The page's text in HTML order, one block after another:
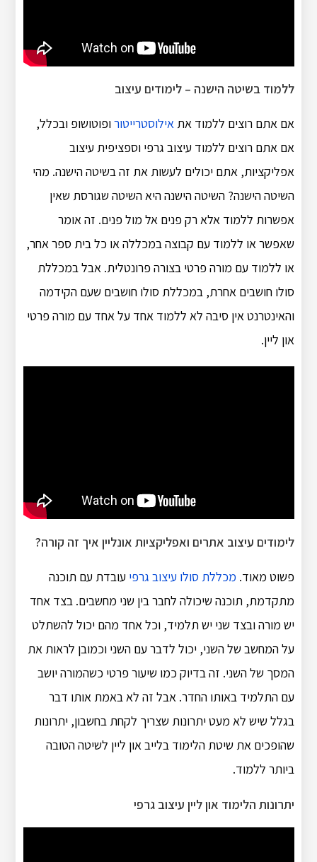
ללמוד בשיטה הישנה – לימודים עיצוב
אם אתם רוצים ללמוד אתאילוסטרייטורופוטושופ ובכלל,
אם אתם רוצים ללמוד עיצוב גרפי וספציפית עיצוב
אפליקציות, אתם יכולים לעשות את זה בשיטה הישנה. מהי
השיטה הישנה? השיטה הישנה היא השיטה שגורסת שאין
אפשרות ללמוד אלא רק פנים אל מול פנים. זה אומר
שאפשר או ללמוד עם קבוצה במכללה או כל בית ספר אחר,
או ללמוד עם מורה פרטי בצורה פרונטלית. אבל במכללת
סולו חושבים אחרת, במכללת סולו חושבים שעם הקידמה
והאינטרנט אין סיבה לא ללמוד אחד על אחד עם מורה פרטי
און ליין.
לימודים עיצוב אתרים ואפליקציות אונליין איך זה קורה?
פשוט מאוד. מכללת סולו עיצוב גרפי עובדת עם תוכנה
מתקדמת, תוכנה שיכולה לחבר בין שני מחשבים. בצד אחד
יש מורה ובצד שני יש תלמיד, וכל אחד מהם יכול להשתלט
על המחשב של השני, יכול לדבר עם השני וכמובן לראות את
המסך של השני. זה בדיוק כמו שיעור פרטי כשהמורה יושב
עם התלמיד באותו החדר. אבל זה לא באמת אותו דבר
בגלל שיש לא מעט יתרונות שצריך לקחת בחשבון, יתרונות
שהופכים את שיטת הלימוד בלייב און ליין לשיטה הטובה
ביותר ללמוד.
יתרונות הלימוד און ליין עיצוב גרפי